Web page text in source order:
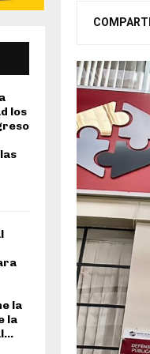
los
la
la